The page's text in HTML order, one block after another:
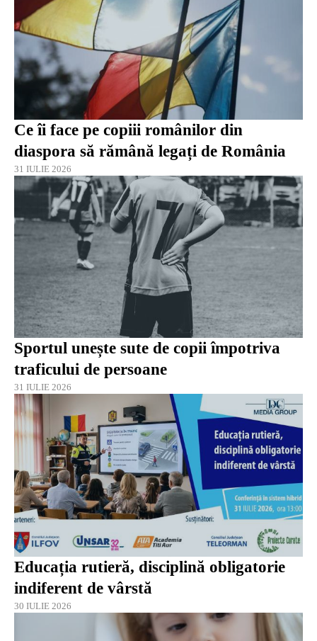
Ce îi face pe copiii românilor din
diaspora să rămână legați de România
31 IULIE 2026
Sportul unește sute de copii împotriva
traficului de persoane
31 IULIE 2026
Educația rutieră, disciplină obligatorie
indiferent de vârstă
30 IULIE 2026